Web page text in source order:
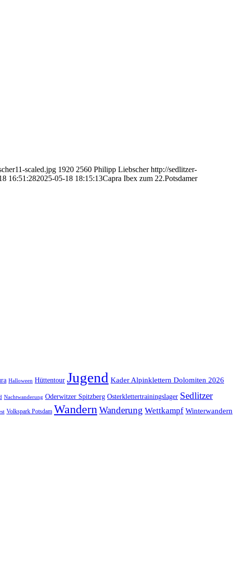
scaled.jpg 1920 2560 Philipp Liebscher http://sedlitzer-
16:51:282025-05-18 18:15:13Capra Ibex zum 22.Potsdamer
Halloween Hüttentour Jugend Kader Alpinklettern Dolomiten 2026
Nachtwanderung Oderwitzer Spitzberg Osterklettertrainingslager Sedlitzer
Volkspark Potsdam Wandern Wanderung Wettkampf Winterwandern